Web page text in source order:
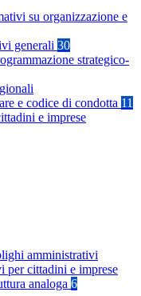
su organizzazione e
generali 30
strategico-
e codice di condotta 11
e imprese
amministrativi
per cittadini e imprese
analoga 6